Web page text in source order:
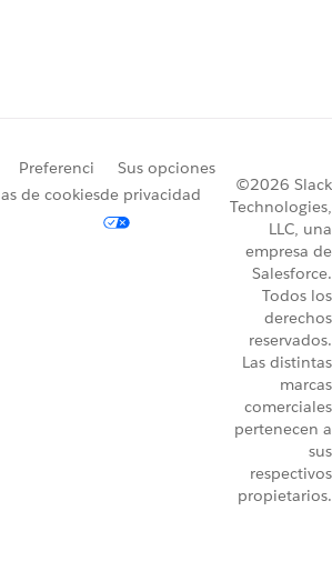
Preferenci
as de cookies
Sus opciones
de privacidad
©2026 Slack
Technologies,
LLC, una
empresa de
Salesforce.
Todos los
derechos
reservados.
Las distintas
marcas
comerciales
pertenecen a
sus
respectivos
propietarios.